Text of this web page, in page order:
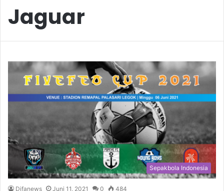
Jaguar
Sepakbola Indonesia
Difanews Juni 11, 2021 0 484